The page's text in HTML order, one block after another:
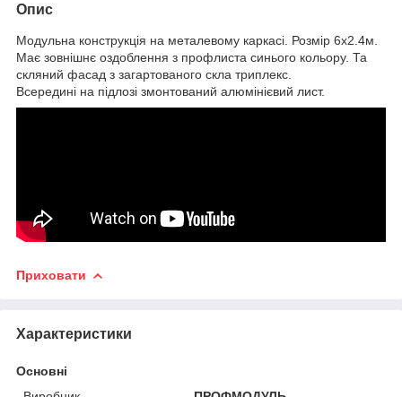
Опис
Модульна конструкція на металевому каркасі. Розмір 6х2.4м.
Має зовнішнє оздоблення з профлиста синього кольору. Та
скляний фасад з загартованого скла триплекс.
Всередині на підлозі змонтований алюмінієвий лист.
Приховати
Характеристики
Основні